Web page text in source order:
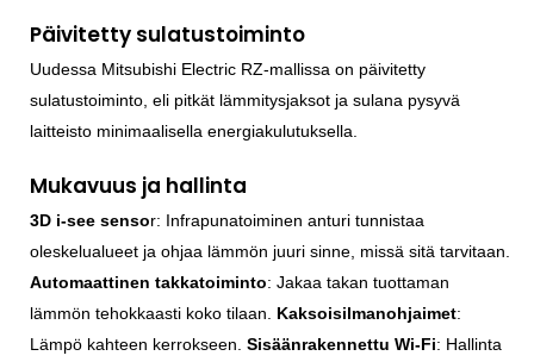
Päivitetty sulatustoiminto
Uudessa Mitsubishi Electric RZ-mallissa on päivitetty
sulatustoiminto, eli pitkät lämmitysjaksot ja sulana pysyvä
laitteisto minimaalisella energiakulutuksella.
Mukavuus ja hallinta
3D i-see sensor: Infrapunatoiminen anturi tunnistaa
oleskelualueet ja ohjaa lämmön juuri sinne, missä sitä tarvitaan.
Automaattinen takkatoiminto: Jakaa takan tuottaman
lämmön tehokkaasti koko tilaan. Kaksoisilmanohjaimet:
Lämpö kahteen kerrokseen. Sisäänrakennettu Wi-Fi: Hallinta